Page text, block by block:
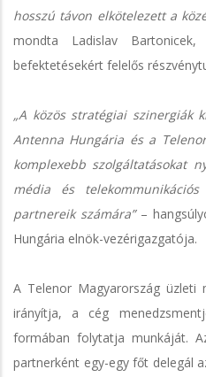
hosszú távon elkötelezett a
mondta Ladislav
befektetésekért felelős
„A közös stratégiai szinergiák
Antenna Hungária és a
komplexebb szolgáltatásokat
média és
partnereik számára”–
Hungária elnök-vezérigazgatója.
A Telenor Magyarország
irányítja, a cég
formában folytatja munkáját.
partnerként egy-egy főt delegál